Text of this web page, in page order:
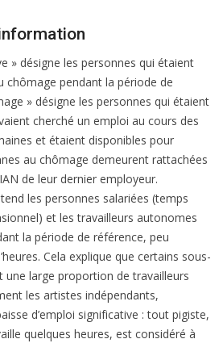
» désigne les personnes qui étaient
chômage pendant la période de
» désigne les personnes qui étaient
cherché un emploi au cours des
et étaient disponibles pour
au chômage demeurent rattachées
de leur dernier employeur.
les personnes salariées (temps
et les travailleurs autonomes
la période de référence, peu
Cela explique que certains sous-
une large proportion de travailleurs
les artistes indépendants,
d’emploi significative : tout pigiste,
quelques heures, est considéré à